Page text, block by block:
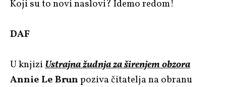
Koji su to novi naslovi? Idemo redom!
DAF
U knjiziUstrajna žudnja za širenjem obzora
Annie Le Brunpoziva čitatelja na obranu